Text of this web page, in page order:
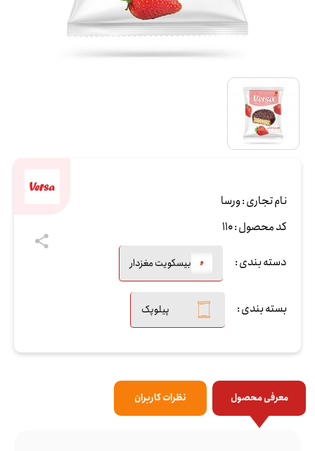
نام تجاری :ورسا
کد محصول :110
دسته بندی : بیسکویت مغزدار
بسته بندی : پیلوپک
معرفی محصول نظرات کاربران